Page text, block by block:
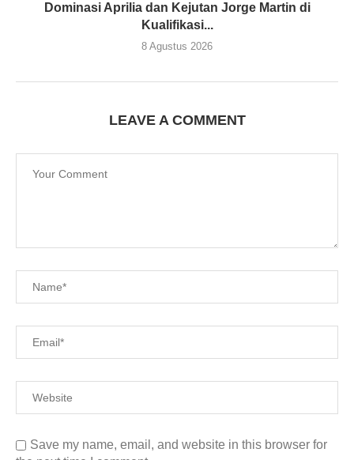
Dominasi Aprilia dan Kejutan Jorge Martin di
Kualifikasi...
8 Agustus 2026
LEAVE A COMMENT
Save my name, email, and website in this browser for